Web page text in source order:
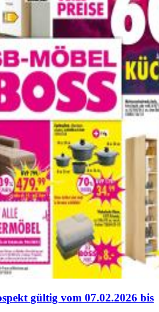
gültig vom 07.02.2026 bis